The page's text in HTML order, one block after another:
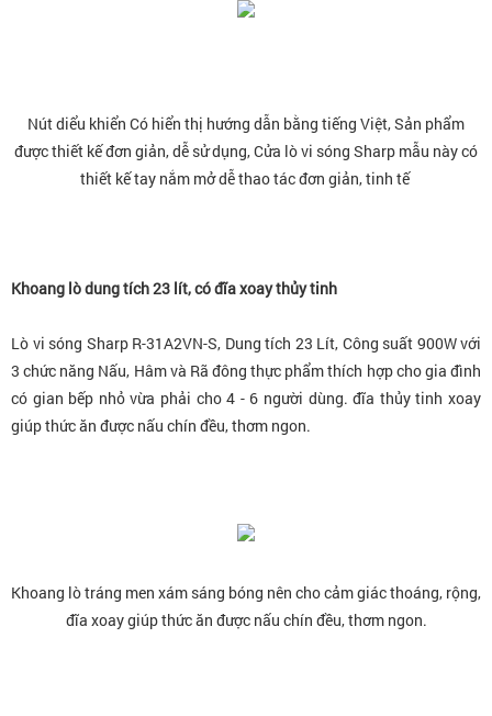
Nút diểu khiển Có hiển thị hướng dẫn bằng tiếng Việt, Sản phẩm
được thiết kế đơn giản, dễ sử dụng,Cửa lò vi sóng Sharp mẫu này có
thiết kế tay nắm mở dễ thao tác đơn giản, tinh tế
Khoang lò dung tích 23 lít, có đĩa xoay thủy tinh
Lò vi sóng Sharp R-31A2VN-S, Dung tích 23 Lít, Công suất 900W với
3 chức năng Nấu, Hâm và Rã đông thực phẩm thích hợp cho gia đình
có gian bếp nhỏ vừa phải cho 4 - 6 người dùng. đĩa thủy tinh xoay
giúp thức ăn được nấu chín đều, thơm ngon.
Khoang lò tráng men xám sáng bóng nên cho cảm giác thoáng, rộng,
đĩa xoay giúp thức ăn được nấu chín đều, thơm ngon.